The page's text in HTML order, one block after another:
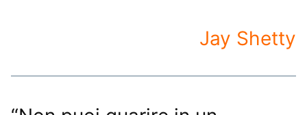
Jay Shetty